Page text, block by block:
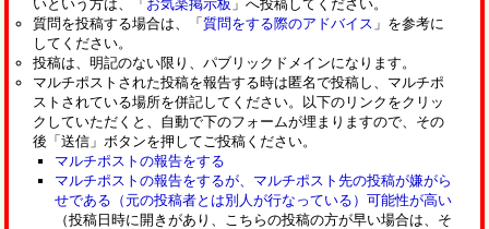
いという方は、「お気楽掲示板 」へ投稿してください。
質問を投稿する場合は、「質問をする際のアドバイス 」を参考に
してください。
投稿は、明記のない限り、パブリックドメインになります。
マルチポストされた投稿を報告する時は匿名で投稿し、マルチポ
ストされている場所を併記してください。以下のリンクをクリッ
クしていただくと、自動で下のフォームが埋まりますので、その
後「送信」ボタンを押してご投稿ください。
マルチポストの報告をする
マルチポストの報告をするが、マルチポスト先の投稿が嫌がら
せである（元の投稿者とは別人が行なっている）可能性が高い
（投稿日時に開きがあり、こちらの投稿の方が早い場合は、そ